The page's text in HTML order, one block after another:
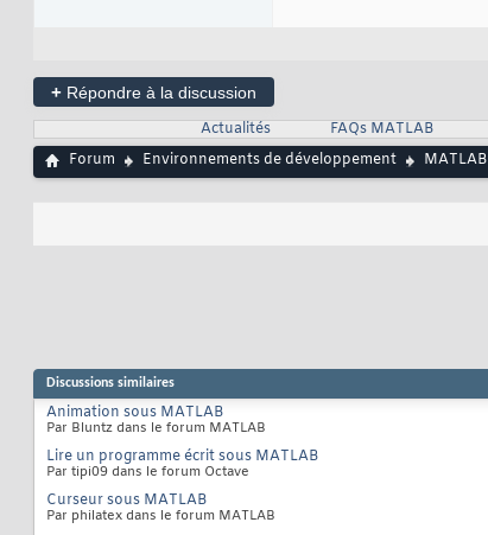
+ Répondre à la discussion
Actualités
FAQs MATLAB
Forum
Environnements de développement MATLAB
Discussions similaires
Animation sous MATLAB
Par Bluntz dans le forum MATLAB
Lire un programme écrit sous MATLAB
Par tipi09 dans le forum Octave
Curseur sous MATLAB
Par philatex dans le forum MATLAB